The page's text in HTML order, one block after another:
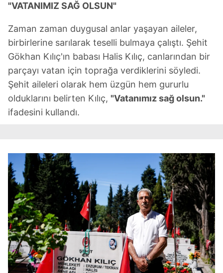
"VATANIMIZ SAĞ OLSUN"
Zaman zaman duygusal anlar yaşayan aileler,
birbirlerine sarılarak teselli bulmaya çalıştı. Şehit
Gökhan Kılıç'ın babası Halis Kılıç, canlarından bir
parçayı vatan için toprağa verdiklerini söyledi.
Şehit aileleri olarak hem üzgün hem gururlu
olduklarını belirten Kılıç, "Vatanımız sağ olsun."
ifadesini kullandı.